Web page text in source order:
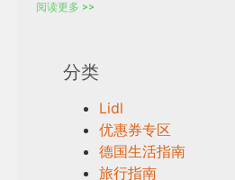
阅读更多 >>
分类
Lidl
优惠券专区
德国生活指南
旅行指南